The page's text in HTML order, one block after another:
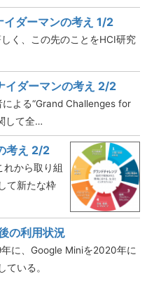
ダーマンの考え 1/2
く、この先のことをHCI研究
イダーマンの考え 2/2
よる“Grand Challenges for
して全…
考え 2/2
れから取り組
て新たな枠
の利用状況
に、Google Miniを2020年に
いる。